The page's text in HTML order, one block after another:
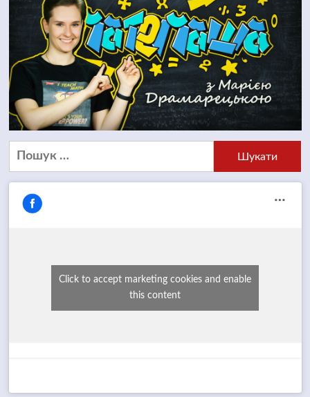
Пошук:
Click to accept marketing cookies and enable
this content